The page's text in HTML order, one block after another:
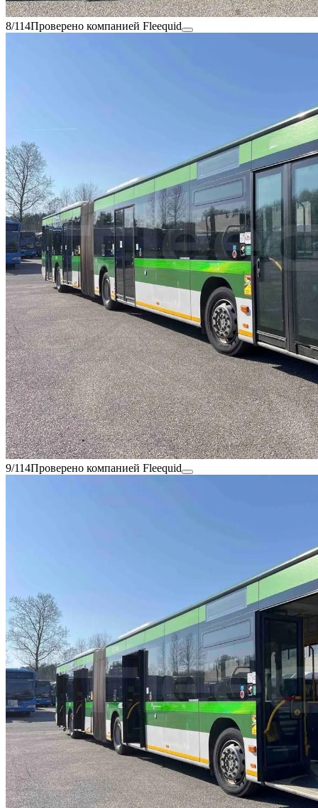
8/114Проверено компанией Fleequid
9/114Проверено компанией Fleequid